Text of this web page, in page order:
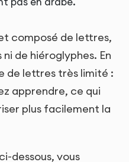
composé de lettres,
de hiéroglyphes. En
de lettres très limité :
apprendre, ce qui
plus facilement la
dessous, vous